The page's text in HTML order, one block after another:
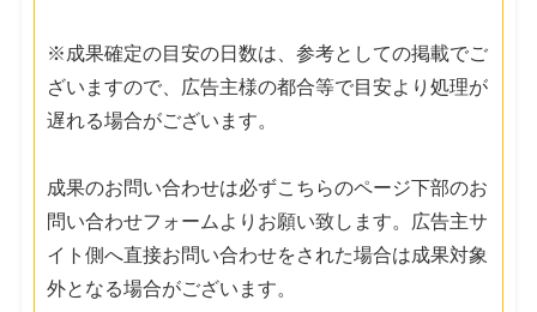
※成果確定の目安の日数は、参考としての掲載でご
ざいますので、広告主様の都合等で目安より処理が
遅れる場合がございます。
成果のお問い合わせは必ずこちらのページ下部のお
問い合わせフォームよりお願い致します。広告主サ
イト側へ直接お問い合わせをされた場合は成果対象
外となる場合がございます。